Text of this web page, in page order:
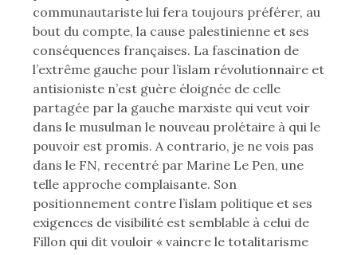
communautariste lui fera toujours préférer, au
bout du compte, la cause palestinienne et ses
conséquences françaises. La fascination de
l’extrême gauche pour l’islam révolutionnaire et
antisioniste n’est guère éloignée de celle
partagée par la gauche marxiste qui veut voir
dans le musulman le nouveau prolétaire à qui le
pouvoir est promis. A contrario, je ne vois pas
dans le FN, recentré par Marine Le Pen, une
telle approche complaisante. Son
positionnement contre l’islam politique et ses
exigences de visibilité est semblable à celui de
Fillon qui dit vouloir « vaincre le totalitarisme